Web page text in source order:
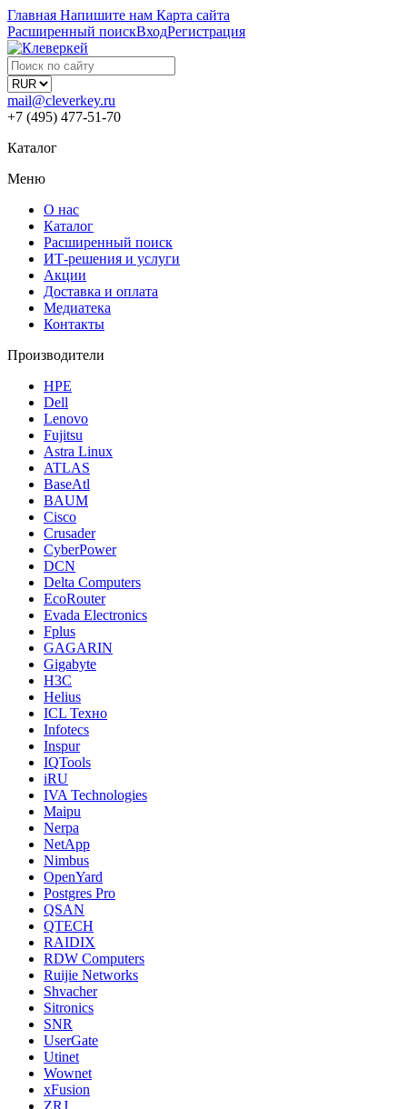
Главная Напишите нам Карта сайта
Расширенный поискВходРегистрация
mail@cleverkey.ru
+7 (495) 477-51-70
Каталог
Меню
О нас
Каталог
Расширенный поиск
ИТ-решения и услуги
Акции
Доставка и оплата
Медиатека
Контакты
Производители
HPE
Dell
Lenovo
Fujitsu
Astra Linux
ATLAS
BaseAtl
BAUM
Cisco
Crusader
CyberPower
DCN
Delta Computers
EcoRouter
Evada Electronics
Fplus
GAGARIN
Gigabyte
H3C
Helius
ICL Техно
Infotecs
Inspur
IQTools
iRU
IVA Technologies
Maipu
Nerpa
NetApp
Nimbus
OpenYard
Postgres Pro
QSAN
QTECH
RAIDIX
RDW Computers
Ruijie Networks
Shvacher
Sitronics
SNR
UserGate
Utinet
Wownet
xFusion
ZRJ